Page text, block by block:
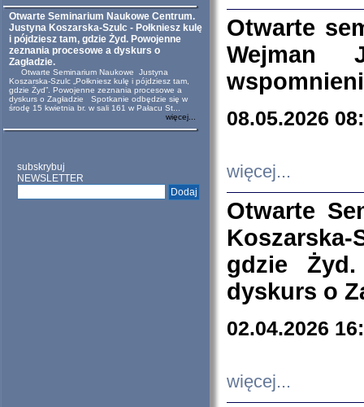
Otwarte Seminarium Naukowe Centrum.
Justyna Koszarska-Szulc - Połkniesz kulę
i pójdziesz tam, gdzie Żyd. Powojenne
zeznania procesowe a dyskurs o
Zagładzie.
Otwarte Seminarium Naukowe Justyna
Koszarska-Szulc „Połkniesz kulę i pójdziesz tam,
gdzie Żyd”. Powojenne zeznania procesowe a
dyskurs o Zagładzie Spotkanie odbędzie się w
środę 15 kwietnia br. w sali 161 w Pałacu St...
więcej...
subskrybuj
NEWSLETTER
Otwarte
Wejman
08.05.2026
więcej...
Otwarte
Koszarska-
gdzie
dyskurs o
02.04.2026
więcej...